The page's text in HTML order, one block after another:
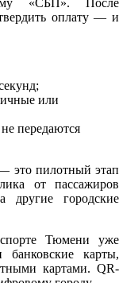
«СБП». После
оплату — и
или
передаются
это пилотный этап
от пассажиров
другие городские
Тюмени уже
карты,
картами. QR-